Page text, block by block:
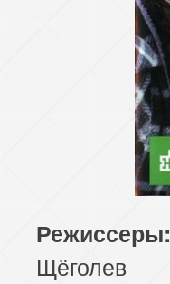
Режиссеры:
Щёголев